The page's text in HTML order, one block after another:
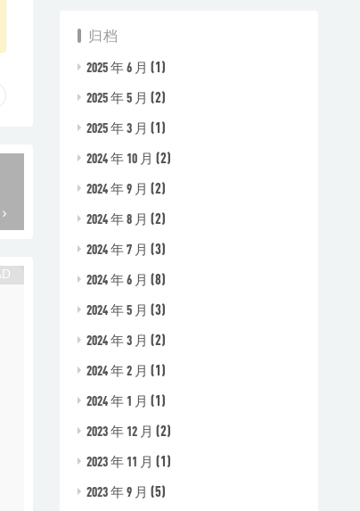
归档
2025 年 6 月 (1)
2025 年 5 月 (2)
2025 年 3 月 (1)
2024 年 10 月 (2)
2024 年 9 月 (2)
2024 年 8 月 (2)
2024 年 7 月 (3)
2024 年 6 月 (8)
2024 年 5 月 (3)
2024 年 3 月 (2)
2024 年 2 月 (1)
2024 年 1 月 (1)
2023 年 12 月 (2)
2023 年 11 月 (1)
2023 年 9 月 (5)